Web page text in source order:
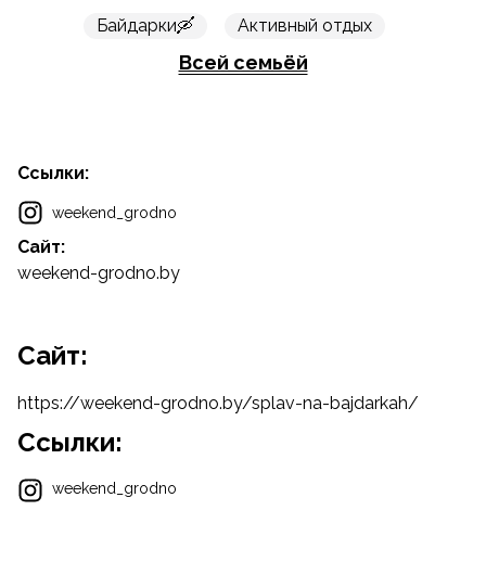
Байдарки🛶 Активный отдых
Всей семьёй
Ссылки:
weekend_grodno
Сайт:
weekend-grodno.by
Cайт:
https://weekend-grodno.by/splav-na-bajdarkah/
Ссылки:
weekend_grodno